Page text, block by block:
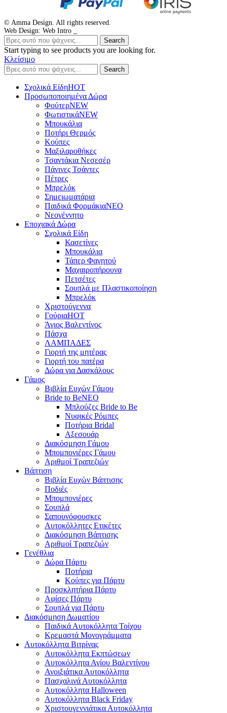
© Amma Design. All rights reserved.
Web Design: Web Intro _
Search
Start typing to see products you are looking for.
Κλείσιμο
Search
Σχολικά ΕίδηΗΟΤ
Προσωποποιημένα Δώρα
ΦούτερNEW
ΦωτιστικάNEW
Μπουκάλια
Ποτήρι Θερμός
Κούπες
Μαξιλαροθήκες
Τσαντάκια Νεσεσέρ
Πάνινες Τσάντες
Πέτρες
Μπρελόκ
Σημειωματάρια
Παιδικά ΦορμάκιαNEO
Νεογέννητο
Εποχιακά Δώρα
Σχολικά Είδη
Κασετίνες
Μπουκάλια
Τάπερ Φαγητού
Μαχαιροπήρουνα
Πετσέτες
Σουπλά με Πλαστικοποίηση
Μπρελόκ
Χριστούγεννα
ΓούριαHOT
Άγιος Βαλεντίνος
Πάσχα
ΛΑΜΠΑΔΕΣ
Γιορτή της μητέρας
Γιορτή του πατέρα
Δώρα για Δασκάλους
Γάμος
Βιβλία Ευχών Γάμου
Bride to BeNEO
Μπλούζες Bride to Be
Νυφικές Ρόμπες
Ποτήρια Bridal
Αξεσουάρ
Διακόσμηση Γάμου
Μπομπονιέρες Γάμου
Αριθμοί Τραπεζιών
Βάπτιση
Βιβλία Ευχών Βάπτισης
Ποδιές
Μπομπονιέρες
Σουπλά
Σαπουνόφουσκες
Αυτοκόλλητες Ετικέτες
Διακόσμηση Βάπτισης
Αριθμοί Τραπεζιών
Γενέθλια
Δώρα Πάρτυ
Ποτήρια
Κούπες για Πάρτυ
Προσκλητήρια Πάρτυ
Αφίσες Πάρτυ
Σουπλά για Πάρτυ
Διακόσμηση Δωματίου
Παιδικά Αυτοκόλλητα Τοίχου
Κρεμαστά Μονογράμματα
Αυτοκόλλητα Βιτρίνας
Αυτοκόλλητα Εκπτώσεων
Αυτοκόλλητα Αγίου Βαλεντίνου
Ανοιξιάτικα Αυτοκόλλητα
Πασχαλινά Αυτοκόλλητα
Αυτοκόλλητα Halloween
Αυτοκόλλητα Black Friday
Χριστουγεννιάτικα Αυτοκόλλητα